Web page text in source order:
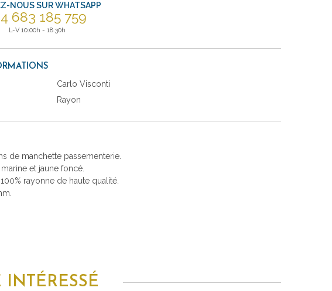
NOUS SUR WHATSAPP
683 185 759
L-V 10:00h - 18:30h
Carlo Visconti
Rayon
de manchette passementerie.
et jaune foncé.
rayonne de haute qualité.